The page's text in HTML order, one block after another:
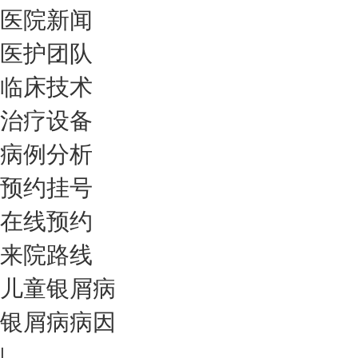
医院新闻
医护团队
临床技术
治疗设备
病例分析
预约挂号
在线预约
来院路线
儿童银屑病
银屑病病因